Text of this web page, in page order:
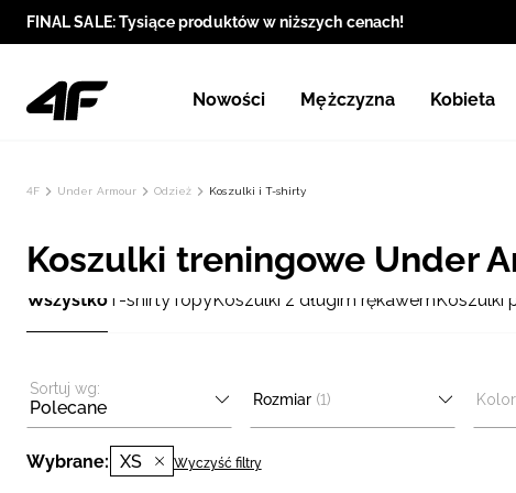
FINAL SALE: Tysiące produktów w niższych cenach!
Nowości Mężczyzna Kobieta
4F Under Armour Odzież Koszulki i T-shirty
Koszulki treningowe Under
Wszystko T-shirty TopyKoszulki z długim rękawemKoszulki
Sortuj wg:
Polecane Rozmiar (1)
Wybrane: XS Wyczyść filtry